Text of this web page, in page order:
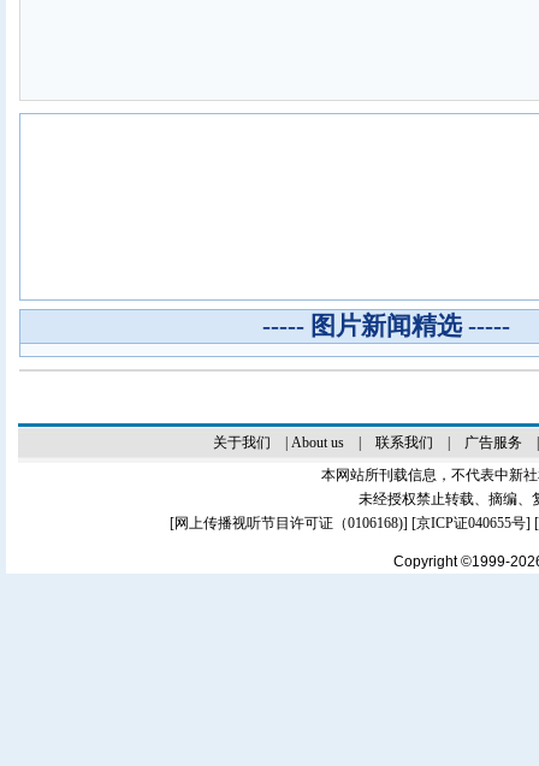
----- 图片新闻精选 -----
关于我们 About us| 联系我们 广告服务
本网站所刊载信息，不代表中新
未经授权禁止转载、摘编、
[网上传播视听节目许可证（0106168)] [京ICP证040655号]
Copyright ©1999-